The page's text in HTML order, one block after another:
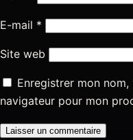
E-mail *
Site web
Enregistrer mon
navigateur pour mon